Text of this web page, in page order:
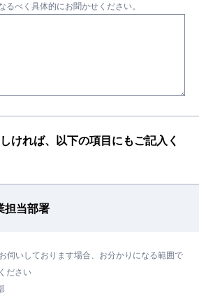
るべく具体的にお聞かせください。
ければ、以下の項目にもご記入く
担当部署
伺いしております場合、お分かりになる範囲で
ださい